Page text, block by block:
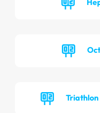
Triathlon